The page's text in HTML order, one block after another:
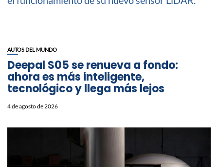
AUTOS DEL MUNDO
Deepal S05 se renueva a fondo:
ahora es más inteligente,
tecnológico y llega más lejos
4 de agosto de 2026